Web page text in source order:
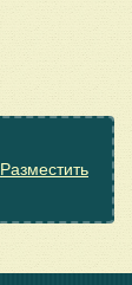
Разместить